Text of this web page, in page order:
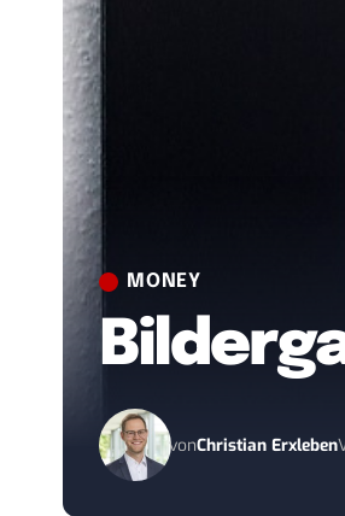
MONEY
vonChristian Erxleben